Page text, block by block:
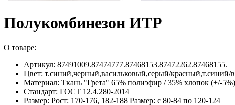
Полукомбинезон ИТР
О товаре:
Артикул: 87491009.87474777.87468153.87472262.87468155.
Цвет: т.синий,черный,васильковый,серый/красный,т.синий/
Материал: Ткань "Грета" 65% полиэфир / 35% хлопок (+/-
Стандарт: ГОСТ 12.4.280-2014
Размер: Рост: 170-176, 182-188 Размер: с 80-84 по 120-124